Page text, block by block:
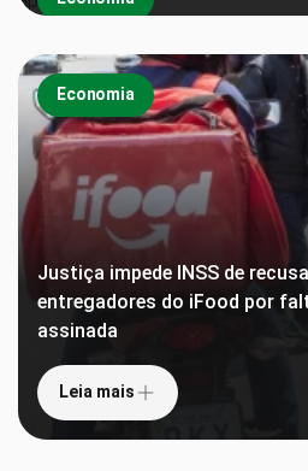
Economia
Justiça impede INSS de
entregadores do iFood por
assinada
Leia mais